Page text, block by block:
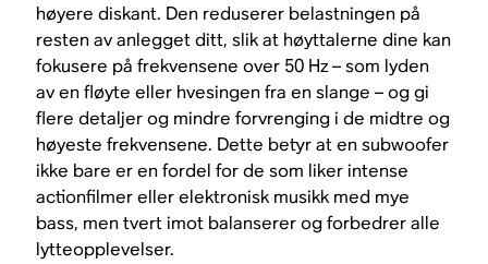
høyere diskant. Den reduserer belastningen på
resten av anlegget ditt, slik at høyttalerne dine kan
fokusere på frekvensene over 50 Hz – som lyden
av en fløyte eller hvesingen fra en slange – og gi
flere detaljer og mindre forvrenging i de midtre og
høyeste frekvensene. Dette betyr at en subwoofer
ikke bare er en fordel for de som liker intense
actionfilmer eller elektronisk musikk med mye
bass, men tvert imot balanserer og forbedrer alle
lytteopplevelser.